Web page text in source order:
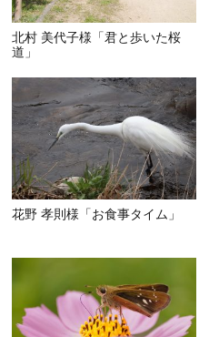
北村 美代子様「君と歩いた桜
道」
花野 孝則様「お食事タイム」